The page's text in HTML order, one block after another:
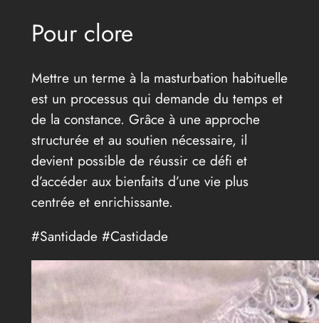
Pour clore
Mettre un terme à la masturbation habituelle
est un processus qui demande du temps et
de la constance. Grâce à une approche
structurée et au soutien nécessaire, il
devient possible de réussir ce défi et
d’accéder aux bienfaits d’une vie plus
centrée et enrichissante.
#Santidade #Castidade